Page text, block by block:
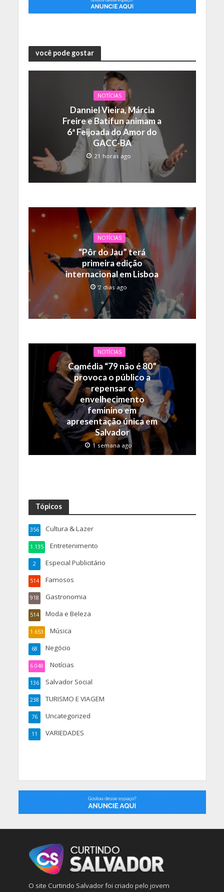
você pode gostar
NOTÍCIAS
Danniel Vieira, Márcia
Freire e Batifun animam a
6ª Feijoada do Amor do
GACC-BA
21 horas ago
NOTÍCIAS
“Pôr do Jau” terá
primeira edição
internacional em Lisboa
2 dias ago
NOTÍCIAS
Comédia “79 não é 80”
provoca o público a
repensar o
envelhecimento
feminino em
apresentação única em
Salvador
1 semana ago
Tópicos
Cultura & Lazer
356
Entretenimento
1.135
Especial Publicitário
2
Famosos
514
Gastronomia
918
Moda e Beleza
514
Música
1.653
Negócio
68
Notícias
6.048
Salvador Social
136
TURISMO E VIAGEM
238
Uncategorized
76
VARIEDADES
11
O site Curtindo Salvador foi criado pelo jovem